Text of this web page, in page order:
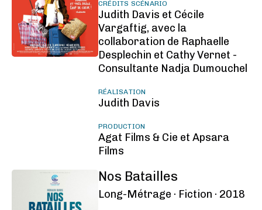
CRÉDITS SCÉNARIO
Judith Davis et Cécile
Vargaftig, avec la
collaboration de Raphaelle
Desplechin et Cathy Vernet -
Consultante Nadja Dumouchel
RÉALISATION
Judith Davis
PRODUCTION
Agat Films & Cie et Apsara
Films
Nos Batailles
Long-Métrage · Fiction · 2018